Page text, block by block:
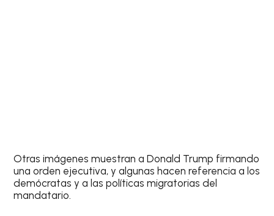
Otras imágenes muestran a Donald Trump firmando
una orden ejecutiva, y algunas hacen referencia a los
demócratas y a las políticas migratorias del
mandatario.